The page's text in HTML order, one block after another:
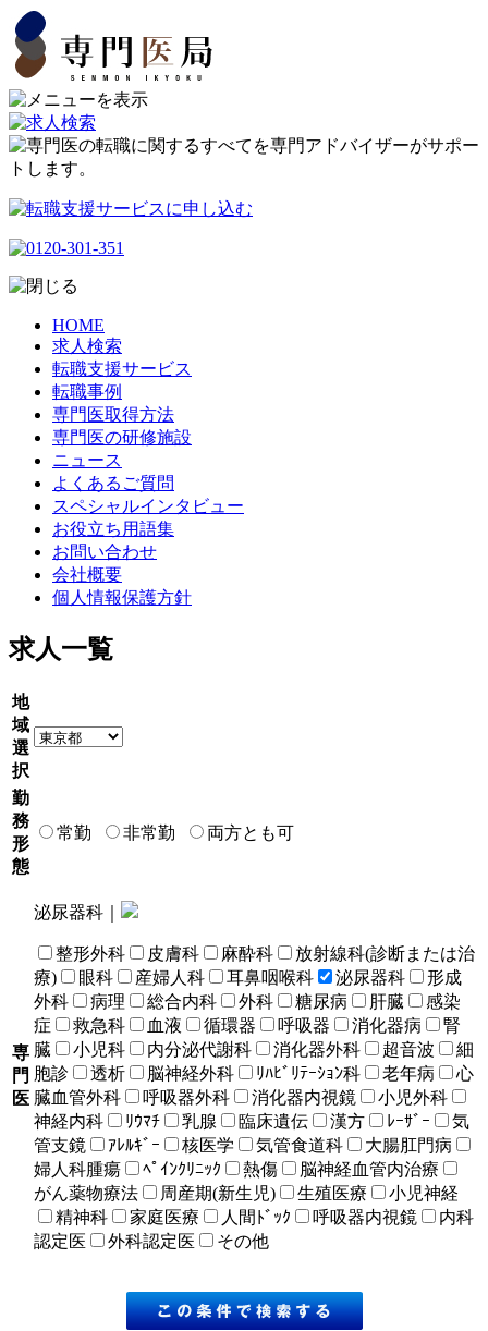
HOME
求人検索
転職支援サービス
転職事例
専門医取得方法
専門医の研修施設
ニュース
よくあるご質問
スペシャルインタビュー
お役立ち用語集
お問い合わせ
会社概要
個人情報保護方針
求人一覧
地
域
選
択
勤
務
形
態
常勤 非常勤 両方とも可
専
門
医
泌尿器科｜
整形外科 皮膚科 麻酔科
放射線科(診断または治
療)
眼科 産婦人科 耳鼻咽喉科 泌尿器科
形成
外科
病理 総合内科 外科 糖尿病 肝臓
感染
症
救急科 血液 循環器 呼吸器 消化器病
腎
臓
小児科 内分泌代謝科 消化器外科 超音波
細
胞診
透析 脳神経外科 ﾘﾊﾋﾞﾘﾃｰｼｮﾝ科 老年病
心
臓血管外科
呼吸器外科 消化器内視鏡
小児外科
神経内科
ﾘｳﾏﾁ 乳腺 臨床遺伝 漢方 ﾚｰｻﾞｰ
気
管支鏡
ｱﾚﾙｷﾞｰ 核医学 気管食道科
大腸肛門病
婦人科腫瘍
ﾍﾟｲﾝｸﾘﾆｯｸ 熱傷
脳神経血管内治療
がん薬物療法
周産期(新生児) 生殖医療
小児神経
精神科
家庭医療 人間ﾄﾞｯｸ 呼吸器内視鏡
内科
認定医
外科認定医 その他